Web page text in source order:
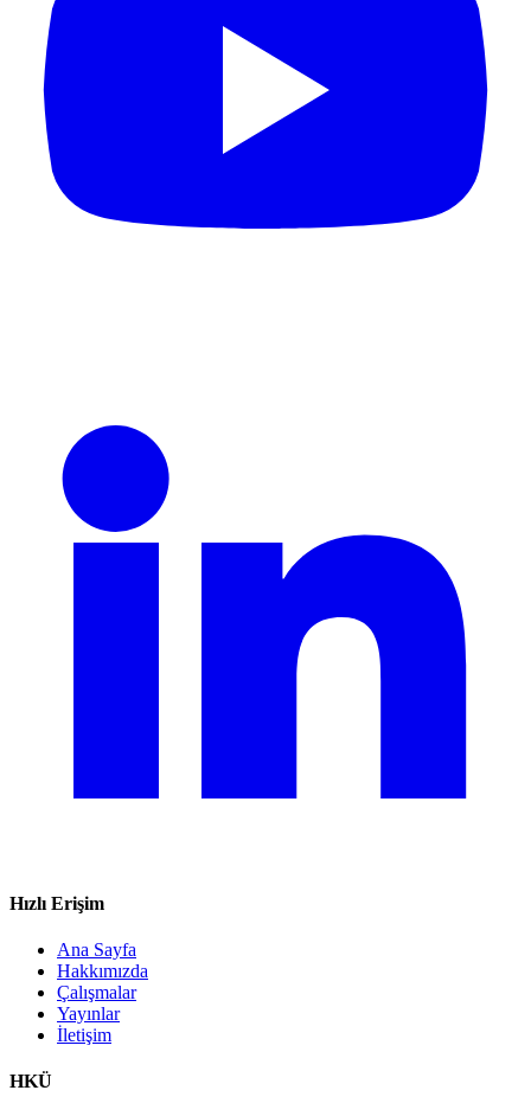
Hızlı Erişim
Ana Sayfa
Hakkımızda
Çalışmalar
Yayınlar
İletişim
HKÜ